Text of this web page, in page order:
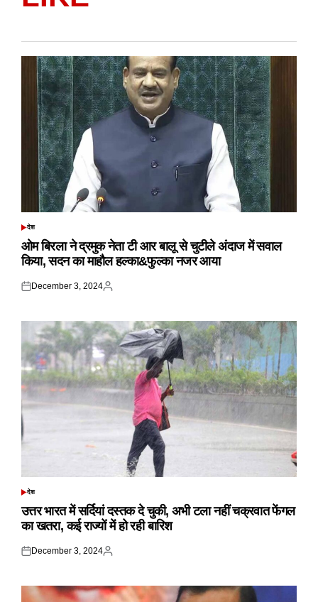
POSTED
देश
ओम बिरला ने द्रमुक नेता टी आर बालू से चुटीले अंदाज में सवाल
किया, सदन का माहौल हल्का&फुल्का नजर आया
Posted
December 3, 2024
Posted
POSTED
देश
उत्तर भारत में सर्दियां दस्तक दे चुकी, अभी टला नहीं चक्रवात फेंगल
का खतरा, कई राज्यों में हो रही बारिश
Posted
December 3, 2024
Posted